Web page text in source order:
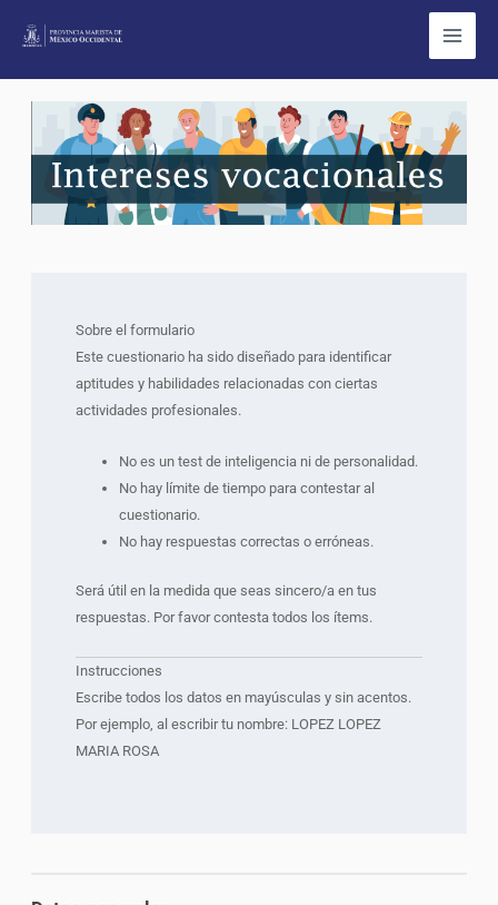
Intereses
vocacionales
Sobre el formulario
Este cuestionario ha sido diseñado para identificar
aptitudes y habilidades relacionadas con ciertas
actividades profesionales.
No es un test de inteligencia ni de personalidad.
No hay límite de tiempo para contestar al
cuestionario.
No hay respuestas correctas o erróneas.
Será útil en la medida que seas sincero/a en tus
respuestas. Por favor contesta todos los ítems.
Instrucciones
Escribe todos los datos en mayúsculas y sin acentos.
Por ejemplo, al escribir tu nombre: LOPEZ LOPEZ
MARIA ROSA